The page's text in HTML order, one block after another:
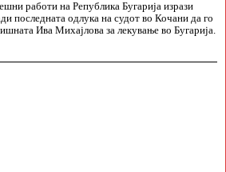
работи на Република Бугарија изрази
последната одлука на судот во Кочани да го
Ива Михајлова за лекување во Бугарија.